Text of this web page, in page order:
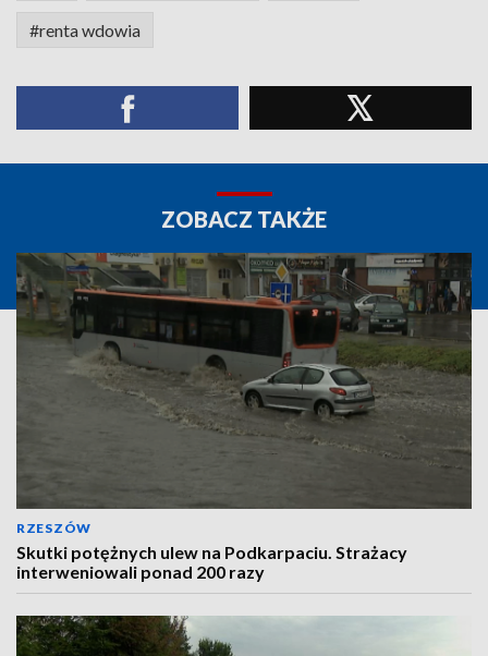
#renta wdowia
ZOBACZ TAKŻE
RZESZÓW
Skutki potężnych ulew na Podkarpaciu. Strażacy
interweniowali ponad 200 razy